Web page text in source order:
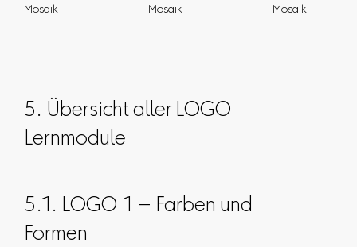
Mosaik Mosaik Mosaik
5. Übersicht aller LOGO
Lernmodule
5.1. LOGO 1 – Farben und
Formen